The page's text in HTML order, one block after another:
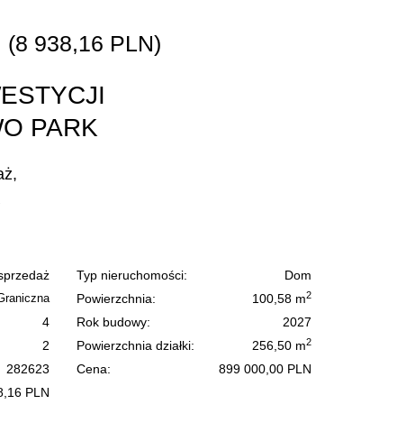
(8 938,16 PLN)
PARK
Typ nieruchomości:
Dom
Powierzchnia: 100,58 m2
4 Rok budowy:
2027
2 Powierzchnia działki: 256,50 m2
282623 Cena:
899 000,00 PLN
PLN